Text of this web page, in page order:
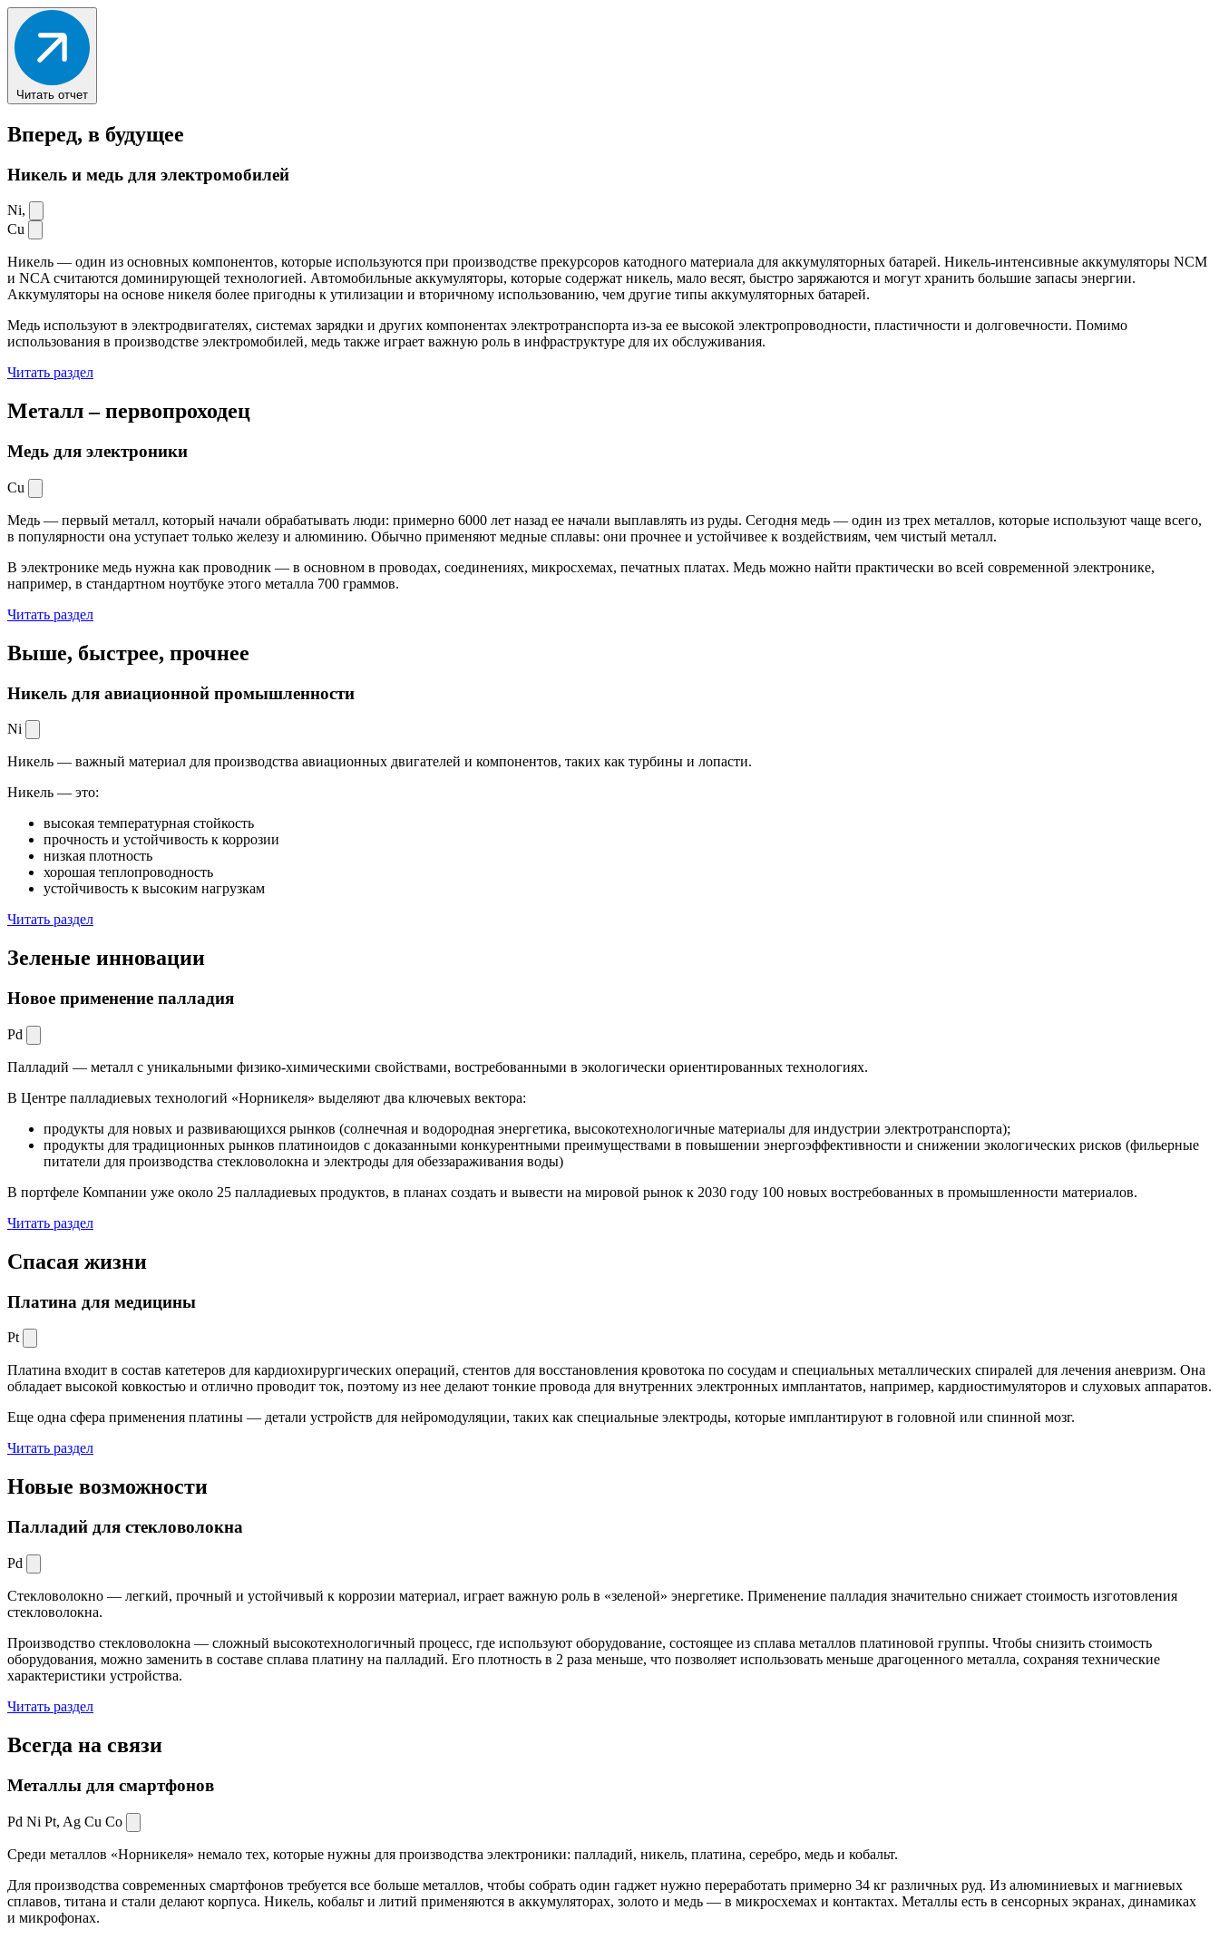
Читать отчет
Вперед, в будущее
Никель и медь для электромобилей
Ni,
Cu
Никель — один из основных компонентов, которые используются при производстве прекурсоров катодного материала для аккумуляторных батарей. Никель-интенсивные аккумуляторы NCM
и NCA считаются доминирующей технологией. Автомобильные аккумуляторы, которые содержат никель, мало весят, быстро заряжаются и могут хранить большие запасы энергии.
Аккумуляторы на основе никеля более пригодны к утилизации и вторичному использованию, чем другие типы аккумуляторных батарей.
Медь используют в электродвигателях, системах зарядки и других компонентах электротранспорта из-за ее высокой электропроводности, пластичности и долговечности. Помимо
использования в производстве электромобилей, медь также играет важную роль в инфраструктуре для их обслуживания.
Читать раздел
Металл –первопроходец
Медь для электроники
Cu
Медь — первый металл, который начали обрабатывать люди: примерно 6000 лет назад ее начали выплавлять из руды. Сегодня медь — один из трех металлов, которые используют чаще всего,
в популярности она уступает только железу и алюминию. Обычно применяют медные сплавы: они прочнее и устойчивее к воздействиям, чем чистый металл.
В электронике медь нужна как проводник — в основном в проводах, соединениях, микросхемах, печатных платах. Медь можно найти практически во всей современной электронике,
например, в стандартном ноутбуке этого металла 700 граммов.
Читать раздел
Выше, быстрее, прочнее
Никель для авиационной промышленности
Ni
Никель — важный материал для производства авиационных двигателей и компонентов, таких как турбины и лопасти.
Никель — это:
высокая температурная стойкость
прочность и устойчивость к коррозии
низкая плотность
хорошая теплопроводность
устойчивость к высоким нагрузкам
Читать раздел
Зеленые инновации
Новое применение палладия
Pd
Палладий — металл с уникальными физико-химическими свойствами, востребованными в экологически ориентированных технологиях.
В Центре палладиевых технологий «Норникеля» выделяют два ключевых вектора:
продукты для новых и развивающихся рынков (солнечная и водородная энергетика, высокотехнологичные материалы для индустрии электротранспорта);
продукты для традиционных рынков платиноидов с доказанными конкурентными преимуществами в повышении энергоэффективности и снижении экологических рисков (фильерные
питатели для производства стекловолокна и электроды для обеззараживания воды)
В портфеле Компании уже около 25 палладиевых продуктов, в планах создать и вывести на мировой рынок к 2030 году 100 новых востребованных в промышленности материалов.
Читать раздел
Спасая жизни
Платина для медицины
Pt
Платина входит в состав катетеров для кардиохирургических операций, стентов для восстановления кровотока по сосудам и специальных металлических спиралей для лечения аневризм. Она
обладает высокой ковкостью и отлично проводит ток, поэтому из нее делают тонкие провода для внутренних электронных имплантатов, например, кардиостимуляторов и слуховых аппаратов.
Еще одна сфера применения платины — детали устройств для нейромодуляции, таких как специальные электроды, которые имплантируют в головной или спинной мозг.
Читать раздел
Новые возможности
Палладий для стекловолокна
Pd
Стекловолокно — легкий, прочный и устойчивый к коррозии материал, играет важную роль в «зеленой» энергетике. Применение палладия значительно снижает стоимость изготовления
стекловолокна.
Производство стекловолокна — сложный высокотехнологичный процесс, где используют оборудование, состоящее из сплава металлов платиновой группы. Чтобы снизить стоимость
оборудования, можно заменить в составе сплава платину на палладий. Его плотность в 2 раза меньше, что позволяет использовать меньше драгоценного металла, сохраняя технические
характеристики устройства.
Читать раздел
Всегда на связи
Металлы для смартфонов
Pd Ni Pt, Ag Cu Co
Среди металлов «Норникеля» немало тех, которые нужны для производства электроники: палладий, никель, платина, серебро, медь и кобальт.
Для производства современных смартфонов требуется все больше металлов, чтобы собрать один гаджет нужно переработать примерно 34 кг различных руд. Из алюминиевых и магниевых
сплавов, титана и стали делают корпуса. Никель, кобальт и литий применяются в аккумуляторах, золото и медь — в микросхемах и контактах. Металлы есть в сенсорных экранах, динамиках
и микрофонах.